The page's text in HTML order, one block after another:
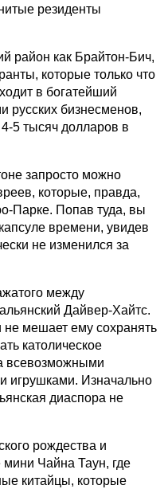
резиденты
район как Брайтон-Бич,
которые только что
в богатейший
русских бизнесменов,
4-5 тысяч долларов в
запросто можно
которые, правда,
Парке. Попав туда, вы
времени, увидев
не изменился за
между
Дайвер-Хайтс.
не мешает ему сохранять
католическое
всевозможными
игрушками. Изначально
диаспора не
рождества и
Чайна Таун, где
китайцы, которые